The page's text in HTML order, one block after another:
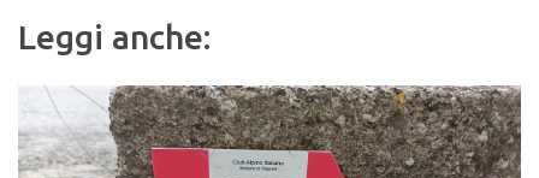
Leggi anche: